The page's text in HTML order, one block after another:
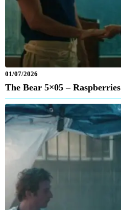
01/07/2026
The Bear 5×05 – Raspberries